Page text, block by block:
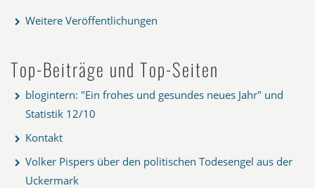
Weitere Veröffentlichungen
Top-Beiträge und Top-Seiten
blogintern: "Ein frohes und gesundes neues Jahr" und
Statistik 12/10
Kontakt
Volker Pispers über den politischen Todesengel aus der
Uckermark